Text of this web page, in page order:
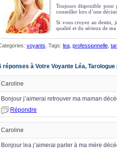
Toujours disponible pour
conseiller lors d’une
Si vous croyez au destin,
qualité et du sérieux de ma
voyants . Tags: lea professionnelle
réponses à Votre Voyante Léa,
Caroline
Bonjour j’aimerai retrouver ma maman
Répondre
Caroline
Bonjour lea j’aimerai parler à ma mère